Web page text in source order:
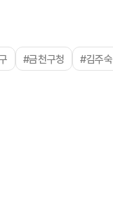
#금천구청 #김주숙